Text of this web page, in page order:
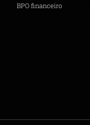
BPO financeiro